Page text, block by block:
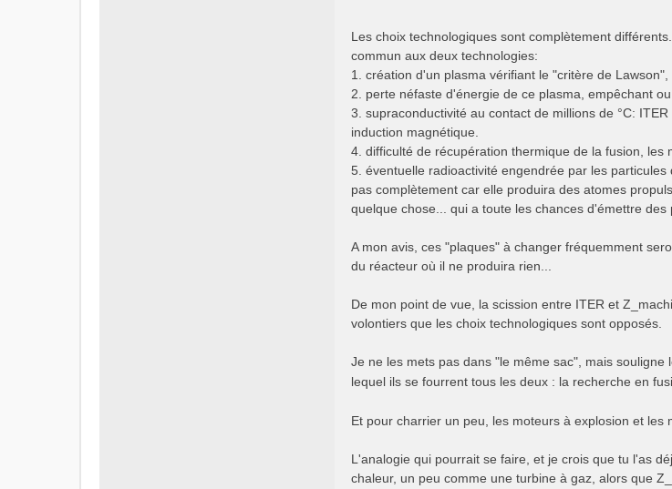
Les choix technologiques sont complètement
commun aux deux technologies:
1. création d'un plasma vérifiant le "critère de
2. perte néfaste d'énergie de ce plasma, empêchant
3. supraconductivité au contact de millions de °C:
induction magnétique.
4. difficulté de récupération thermique de la fusion, les
5. éventuelle radioactivité engendrée par les
pas complètement car elle produira des atomes
quelque chose... qui a toute les chances d'émettre
A mon avis, ces "plaques" à changer fréquemment
du réacteur où il ne produira rien...
De mon point de vue, la scission entre ITER et
volontiers que les choix technologiques sont opposés.
Je ne les mets pas dans "le même sac", mais souligne
lequel ils se fourrent tous les deux : la recherche en
Et pour charrier un peu, les moteurs à explosion et
L'analogie qui pourrait se faire, et je crois que tu l'as
chaleur, un peu comme une turbine à gaz, alors que